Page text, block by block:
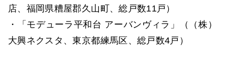
店、福岡県糟屋郡久山町、総戸数11戸）
・「モデューラ平和台 アーバンヴィラ」（（株）
大興ネクスタ、東京都練馬区、総戸数4戸）